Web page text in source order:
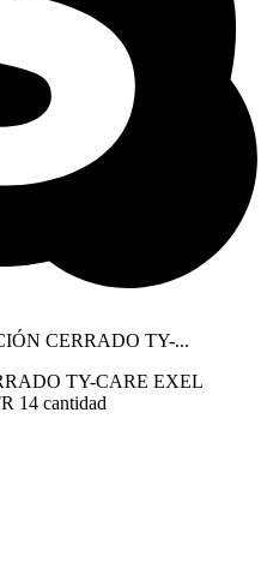
CERRADO TY-...
TY-CARE EXEL
14 cantidad